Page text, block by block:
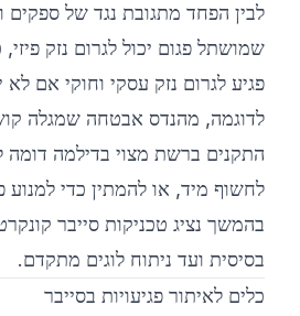
לבין הפחד מתגובת נגד של
שמושתל פגום יכול לגרום נזק
פגיע לגרום נזק עסקי וחוקי אם לא
לדוגמה, מהנדס אבטחה שמגלה
התקנים ברשת מצוי בדילמה דומה
לחשוף מיד, או להמתין כדי למנוע
בהמשך נציג טכניקות סייבר
בסיסית ועד ניתוח לוגים מתקדם.
כלים לאיתור פגיעויות בסייבר